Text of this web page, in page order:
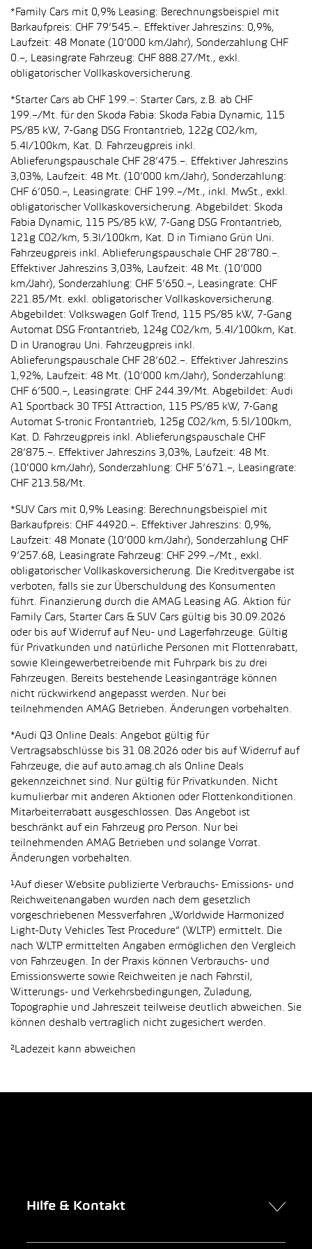
*Family Cars mit 0,9% Leasing: Berechnungsbeispiel mit
Barkaufpreis: CHF 79’545.–. Effektiver Jahreszins: 0,9%,
Laufzeit: 48 Monate (10’000 km/Jahr), Sonderzahlung CHF
0.–, Leasingrate Fahrzeug: CHF 888.27/Mt., exkl.
obligatorischer Vollkaskoversicherung.
*Starter Cars ab CHF 199.–: Starter Cars, z.B. ab CHF
199.–/Mt. für den Skoda Fabia: Skoda Fabia Dynamic, 115
PS/85 kW, 7-Gang DSG Frontantrieb, 122g CO2/km,
5.4l/100km, Kat. D. Fahrzeugpreis inkl.
Ablieferungspauschale CHF 28’475.–. Effektiver Jahreszins
3,03%, Laufzeit: 48 Mt. (10’000 km/Jahr), Sonderzahlung:
CHF 6’050.–, Leasingrate: CHF 199.–/Mt., inkl. MwSt., exkl.
obligatorischer Vollkaskoversicherung. Abgebildet: Skoda
Fabia Dynamic, 115 PS/85 kW, 7-Gang DSG Frontantrieb,
121g CO2/km, 5.3l/100km, Kat. D in Timiano Grün Uni.
Fahrzeugpreis inkl. Ablieferungspauschale CHF 28’780.–.
Effektiver Jahreszins 3,03%, Laufzeit: 48 Mt. (10’000
km/Jahr), Sonderzahlung: CHF 5’650.–, Leasingrate: CHF
221.85/Mt. exkl. obligatorischer Vollkaskoversicherung.
Abgebildet: Volkswagen Golf Trend, 115 PS/85 kW, 7-Gang
Automat DSG Frontantrieb, 124g CO2/km, 5.4l/100km, Kat.
D in Uranograu Uni. Fahrzeugpreis inkl.
Ablieferungspauschale CHF 28’602.–. Effektiver Jahreszins
1,92%, Laufzeit: 48 Mt. (10’000 km/Jahr), Sonderzahlung:
CHF 6’500.–, Leasingrate: CHF 244.39/Mt. Abgebildet: Audi
A1 Sportback 30 TFSI Attraction, 115 PS/85 kW, 7-Gang
Automat S-tronic Frontantrieb, 125g CO2/km, 5.5l/100km,
Kat. D. Fahrzeugpreis inkl. Ablieferungspauschale CHF
28’875.–. Effektiver Jahreszins 3,03%, Laufzeit: 48 Mt.
(10'000 km/Jahr), Sonderzahlung: CHF 5’671.–, Leasingrate:
CHF 213.58/Mt.
*SUV Cars mit 0,9% Leasing: Berechnungsbeispiel mit
Barkaufpreis: CHF 44920.–. Effektiver Jahreszins: 0,9%,
Laufzeit: 48 Monate (10’000 km/Jahr), Sonderzahlung CHF
9’257.68, Leasingrate Fahrzeug: CHF 299.–/Mt., exkl.
obligatorischer Vollkaskoversicherung. Die Kreditvergabe ist
verboten, falls sie zur Überschuldung des Konsumenten
führt. Finanzierung durch die AMAG Leasing AG. Aktion für
Family Cars, Starter Cars & SUV Cars gültig bis 30.09.2026
oder bis auf Widerruf auf Neu- und Lagerfahrzeuge. Gültig
für Privatkunden und natürliche Personen mit Flottenrabatt,
sowie Kleingewerbetreibende mit Fuhrpark bis zu drei
Fahrzeugen. Bereits bestehende Leasinganträge können
nicht rückwirkend angepasst werden. Nur bei
teilnehmenden AMAG Betrieben. Änderungen vorbehalten.
*Audi Q3 Online Deals: Angebot gültig für
Vertragsabschlüsse bis 31.08.2026 oder bis auf Widerruf auf
Fahrzeuge, die auf auto.amag.ch als Online Deals
gekennzeichnet sind. Nur gültig für Privatkunden. Nicht
kumulierbar mit anderen Aktionen oder Flottenkonditionen.
Mitarbeiterrabatt ausgeschlossen. Das Angebot ist
beschränkt auf ein Fahrzeug pro Person. Nur bei
teilnehmenden AMAG Betrieben und solange Vorrat.
Änderungen vorbehalten.
¹Auf dieser Website publizierte Verbrauchs- Emissions- und
Reichweitenangaben wurden nach dem gesetzlich
vorgeschriebenen Messverfahren „Worldwide Harmonized
Light-Duty Vehicles Test Procedure“ (WLTP) ermittelt. Die
nach WLTP ermittelten Angaben ermöglichen den Vergleich
von Fahrzeugen. In der Praxis können Verbrauchs- und
Emissionswerte sowie Reichweiten je nach Fahrstil,
Witterungs- und Verkehrsbedingungen, Zuladung,
Topographie und Jahreszeit teilweise deutlich abweichen. Sie
können deshalb vertraglich nicht zugesichert werden.
²Ladezeit kann abweichen
Hilfe & Kontakt